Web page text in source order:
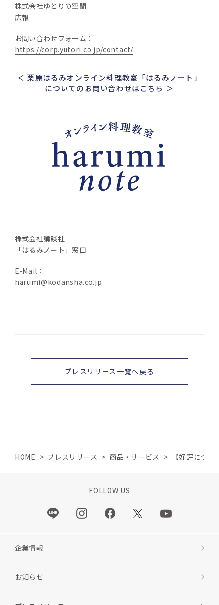
株式会社ゆとりの空間
広報
お問い合わせフォーム：
https://corp.yutori.co.jp/contact/
＜ 栗原はるみオンライン料理教室「はるみノート」
についてのお問い合わせはこちら ＞
株式会社講談社
「はるみノート」窓口
E-Mail：
harumi@kodansha.co.jp
プレスリリース一覧へ戻る
HOME > プレスリリース > 商品・サービス > 【好評につ
FOLLOW US
企業情報
お知らせ